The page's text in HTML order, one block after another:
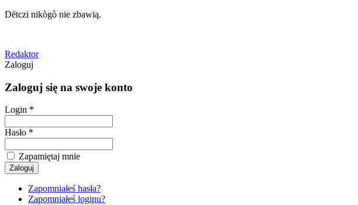
Dëtczi nikògò nie zbawią.
Redaktor
Zaloguj
Zaloguj się na swoje konto
Login *
Hasło *
Zapamiętaj mnie
Zapomniałeś hasła?
Zapomniałeś loginu?